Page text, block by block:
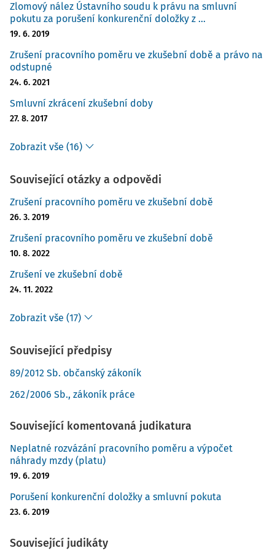
Zlomový nález Ústavního soudu k právu na smluvní
pokutu za porušení konkurenční doložky z ...
19. 6. 2019
Zrušení pracovního poměru ve zkušební době a právo na
odstupné
24. 6. 2021
Smluvní zkrácení zkušební doby
27. 8. 2017
Zobrazit vše (16)
Související otázky a odpovědi
Zrušení pracovního poměru ve zkušební době
26. 3. 2019
Zrušení pracovního poměru ve zkušební době
10. 8. 2022
Zrušení ve zkušební době
24. 11. 2022
Zobrazit vše (17)
Související předpisy
89/2012 Sb. občanský zákoník
262/2006 Sb., zákoník práce
Související komentovaná judikatura
Neplatné rozvázání pracovního poměru a výpočet
náhrady mzdy (platu)
19. 6. 2019
Porušení konkurenční doložky a smluvní pokuta
23. 6. 2019
Související judikáty